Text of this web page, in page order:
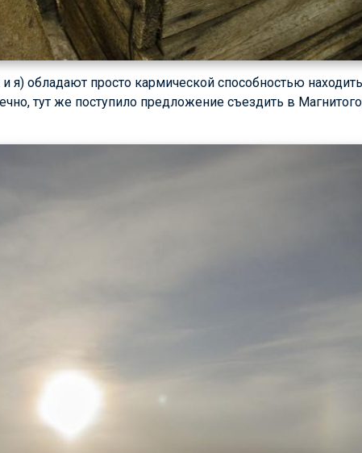
я) обладают просто кармической способностью
тут же поступило предложение съездить в